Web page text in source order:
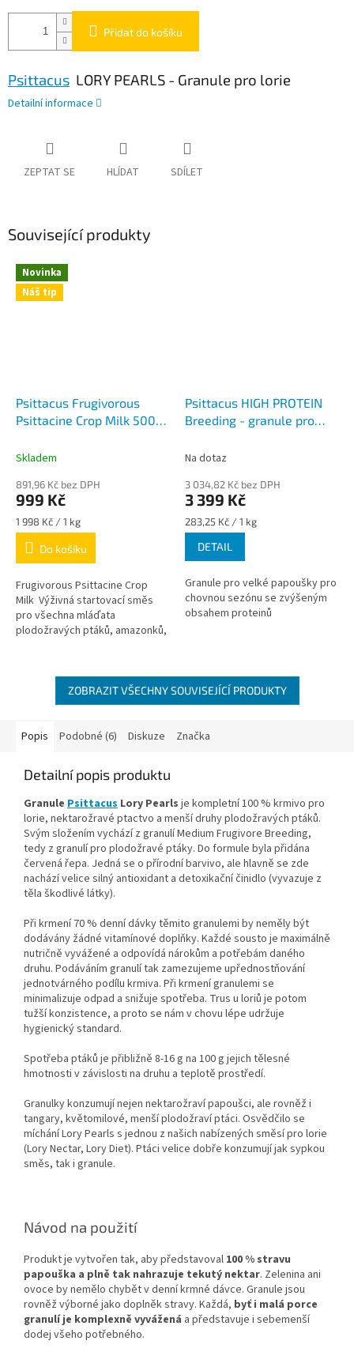
Přidat do košíku
Psittacus LORY PEARLS - Granule pro lorie
Detailní informace
ZEPTAT SE HLÍDAT SDÍLET
Související produkty
Novinka
Náš tip
Psittacus Frugivorous
Psittacine Crop Milk 500g
plodožravých ptáků od
Skladem
891,96 Kč bez DPH
999 Kč
Měrná
cena:
1 998 Kč / 1 kg
Do košíku
Frugivorous Psittacine Crop
Milk Výživná startovací směs
pro všechna mláďata
plodožravých ptáků, amazonků,
Psittacus HIGH PROTEIN
Breeding - granule pro
chovnou sezónu
Na dotaz
3 034,82 Kč bez DPH
3 399 Kč
Měrná
cena:
283,25 Kč / 1 kg
DETAIL
Granule pro velké papoušky pro
chovnou sezónu se zvýšeným
obsahem proteinů
ZOBRAZIT VŠECHNY SOUVISEJÍCÍ PRODUKTY
Popis Podobné (6) Diskuze Značka
Detailní popis produktu
Granule Psittacus Lory Pearls je kompletní 100 % krmivo pro
lorie, nektarožravé ptactvo a menší druhy plodožravých ptáků.
Svým složením vychází z granulí Medium Frugivore Breeding,
tedy z granulí pro plodožravé ptáky. Do formule byla přidána
červená řepa. Jedná se o přírodní barvivo, ale hlavně se zde
nachází velice silný antioxidant a detoxikační činidlo (vyvazuje z
těla škodlivé látky).
Při krmení 70 % denní dávky těmito granulemi by neměly být
dodávány žádné vitamínové doplňky. Každé sousto je maximálně
nutričně vyvážené a odpovídá nárokům a potřebám daného
druhu. Podáváním granulí tak zamezujeme upřednostňování
jednotvárného podílu krmiva. Při krmení granulemi se
minimalizuje odpad a snižuje spotřeba. Trus u loriů je potom
tužší konzistence, a proto se nám v chovu lépe udržuje
hygienický standard.
Spotřeba ptáků je přibližně 8-16 g na 100 g jejich tělesné
hmotnosti v závislosti na druhu a teplotě prostředí.
Granulky konzumují nejen nektarožraví papoušci, ale rovněž i
tangary, květomilové, menší plodožraví ptáci. Osvědčilo se
míchání Lory Pearls s jednou z našich nabízených směsí pro lorie
(Lory Nectar, Lory Diet). Ptáci velice dobře konzumují jak sypkou
směs, tak i granule.
Návod na použití
Produkt je vytvořen tak, aby představoval 100 % stravu
papouška a plně tak nahrazuje tekutý nektar. Zelenina ani
ovoce by nemělo chybět v denní krmné dávce. Granule jsou
rovněž výborné jako doplněk stravy. Každá, byť i malá porce
granulí je komplexně vyvážená a představuje i sebemenší
dodej všeho potřebného.